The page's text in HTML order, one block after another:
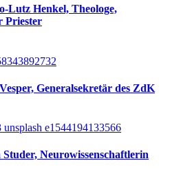
Henkel, Theologe,
Priester
Generalsekretär des ZdK
Neurowissenschaftlerin